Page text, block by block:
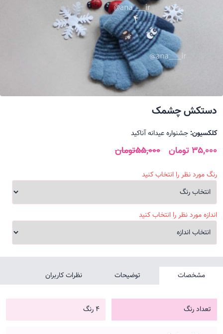
دستکش چشمک
کلکسیون: جشنواره عیدانه آناکید
35,000 تومان 55,000تومان
رنگ مورد نظر را انتخاب کنید
اندازه مورد نظر را انتخاب کنید
مشخصات توضیحات نظرات کاربران
تعداد رنگ 4 رنگ